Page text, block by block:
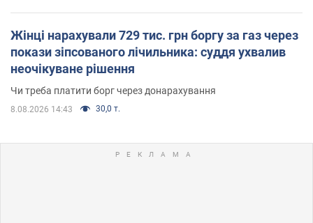
Жінці нарахували 729 тис. грн боргу за газ через
покази зіпсованого лічильника: суддя ухвалив
неочікуване рішення
Чи треба платити борг через донарахування
8.08.2026 14:43 30,0 т.